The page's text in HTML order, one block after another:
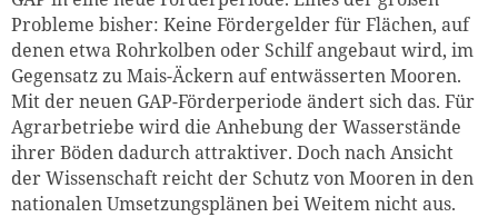
Probleme bisher: Keine Fördergelder für Flächen, auf
denen etwa Rohrkolben oder Schilf angebaut wird, im
Gegensatz zu Mais-Äckern auf entwässerten Mooren.
Mit der neuen GAP-Förderperiode ändert sich das. Für
Agrarbetriebe wird die Anhebung der Wasserstände
ihrer Böden dadurch attraktiver. Doch nach Ansicht
der Wissenschaft reicht der Schutz von Mooren in den
nationalen Umsetzungsplänen bei Weitem nicht aus.